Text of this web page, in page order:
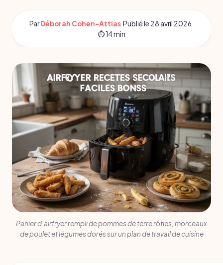
ParDéborah Cohen-Attias·Publié le 28 avril 2026·
⏱ 14 min
Panier d’airfryer rempli de pommes de terre rôties, morceaux
de poulet et légumes dorés sur un plan de travail de cuisine